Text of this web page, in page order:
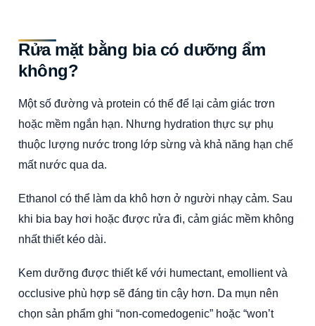
Rửa mặt bằng bia có dưỡng ẩm
không?
Một số đường và protein có thể để lại cảm giác trơn
hoặc mềm ngắn hạn. Nhưng hydration thực sự phụ
thuộc lượng nước trong lớp sừng và khả năng hạn chế
mất nước qua da.
Ethanol có thể làm da khô hơn ở người nhạy cảm. Sau
khi bia bay hơi hoặc được rửa đi, cảm giác mềm không
nhất thiết kéo dài.
Kem dưỡng được thiết kế với humectant, emollient và
occlusive phù hợp sẽ đáng tin cậy hơn. Da mụn nên
chọn sản phẩm ghi “non-comedogenic” hoặc “won’t